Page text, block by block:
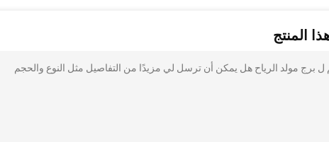
المنتج
ل برج مولد الرياح هل يمكن أن ترسل لي مزيدًا من التفاصيل مثل النوع والحجم